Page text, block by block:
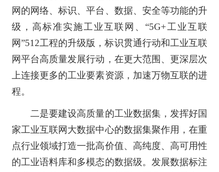
网的网络、标识、平台、数据、安全等功能的升
级，高标准实施工业互联网、“5G+工业互联
网”512工程的升级版，标识贯通行动和工业互联
网平台高质量发展行动，在更大范围、更深层次
上连接更多的工业要素资源，加速万物互联的进
程。
二是要建设高质量的工业数据集，发挥好国
家工业互联网大数据中心的数据集聚作用，在重
点行业领域打造一批高价值、高纯度、高可用性
的工业语料库和多模态的数据级。发展数据标注